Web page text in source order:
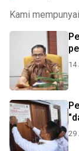
Kami
14
29